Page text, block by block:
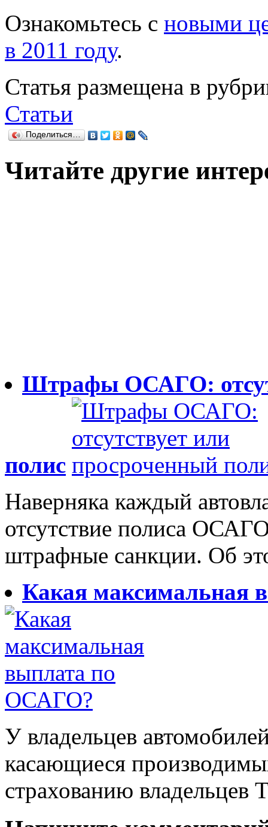
Ознакомьтесь с новыми
в 2011 году.
Статья размещена в
Статьи
Поделиться…
Читайте другие
Штрафы ОСАГО:
полис
Наверняка каждый
отсутствие полиса ОСАГО
штрафные санкции. Об
Какая максимальная
У владельцев
касающиеся
страхованию